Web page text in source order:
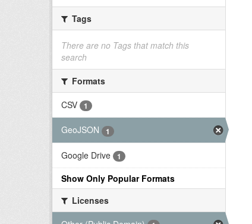
Tags
There are no Tags that match this
search
Formats
CSV
1
GeoJSON 1
Google Drive 1
Show Only Popular Formats
Licenses